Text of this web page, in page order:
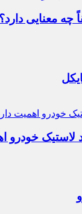
چه معنایی دارد؟
خودرو